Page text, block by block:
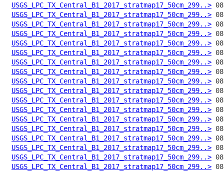
USGS_LPC_TX_Central_B1_2017_stratmap17_50cm_299..>
USGS_LPC_TX_Central_B1_2017_stratmap17_50cm_299..>
USGS_LPC_TX_Central_B1_2017_stratmap17_50cm_299..>
USGS_LPC_TX_Central_B1_2017_stratmap17_50cm_299..>
USGS_LPC_TX_Central_B1_2017_stratmap17_50cm_299..>
USGS_LPC_TX_Central_B1_2017_stratmap17_50cm_299..>
USGS_LPC_TX_Central_B1_2017_stratmap17_50cm_299..>
USGS_LPC_TX_Central_B1_2017_stratmap17_50cm_299..>
USGS_LPC_TX_Central_B1_2017_stratmap17_50cm_299..>
USGS_LPC_TX_Central_B1_2017_stratmap17_50cm_299..>
USGS_LPC_TX_Central_B1_2017_stratmap17_50cm_299..>
USGS_LPC_TX_Central_B1_2017_stratmap17_50cm_299..>
USGS_LPC_TX_Central_B1_2017_stratmap17_50cm_299..>
USGS_LPC_TX_Central_B1_2017_stratmap17_50cm_299..>
USGS_LPC_TX_Central_B1_2017_stratmap17_50cm_299..>
USGS_LPC_TX_Central_B1_2017_stratmap17_50cm_299..>
USGS_LPC_TX_Central_B1_2017_stratmap17_50cm_299..>
USGS_LPC_TX_Central_B1_2017_stratmap17_50cm_299..>